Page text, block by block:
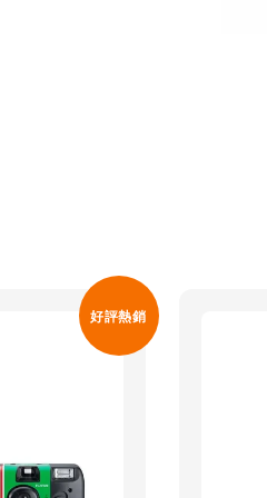
好評熱銷